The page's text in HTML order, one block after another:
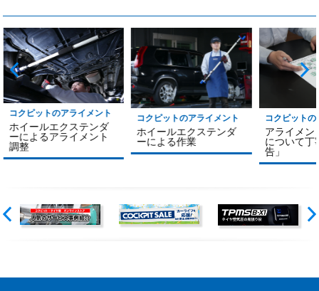
コクピットのアライメント
ホイールエクステンダ
ーによるアライメント
調整
コクピットのアライメント
ホイールエクステンダ
ーによる作業
コクピットの
アライメン
について丁
告」